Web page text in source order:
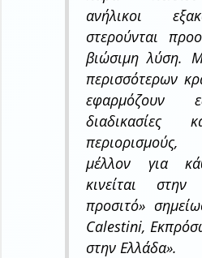
ανήλικοι
στερούνται
βιώσιμη λύση.
περισσότερων
εφαρμόζουν
διαδικασίες
μέλλον για
κινείται
προσιτό»
Calestini,
στην Ελλάδα».